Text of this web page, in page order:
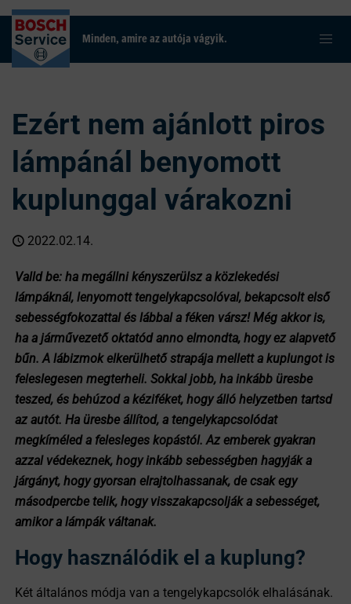
Minden, amire az autója vágyik.
Ezért nem ajánlott piros
lámpánál benyomott
kuplunggal várakozni
2022.02.14.
Valld be: ha megállni kényszerülsz a közlekedési
lámpáknál, lenyomott tengelykapcsolóval, bekapcsolt első
sebességfokozattal és lábbal a féken vársz! Még akkor is,
ha a járművezető oktatód anno elmondta, hogy ez alapvető
bűn. A lábizmok elkerülhető strapája mellett a kuplungot is
feleslegesen megterheli. Sokkal jobb, ha inkább üresbe
teszed, és behúzod a kéziféket, hogy álló helyzetben tartsd
az autót. Ha üresbe állítod, a tengelykapcsolódat
megkíméled a felesleges kopástól. Az emberek gyakran
azzal védekeznek, hogy inkább sebességben hagyják a
járgányt, hogy gyorsan elrajtolhassanak, de csak egy
másodpercbe telik, hogy visszakapcsolják a sebességet,
amikor a lámpák váltanak.
Hogy használódik el a kuplung?
Két általános módja van a tengelykapcsolók elhalásának.